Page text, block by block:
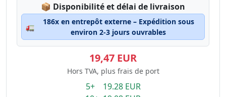
📦 Lagerstatus:
Disponibilité et délai de livraison
🚛
186x en entrepôt externe – Expédition sous
environ 2-3 jours ouvrables
19,47 EUR
Hors TVA, plus frais de port
5+ 19.28 EUR